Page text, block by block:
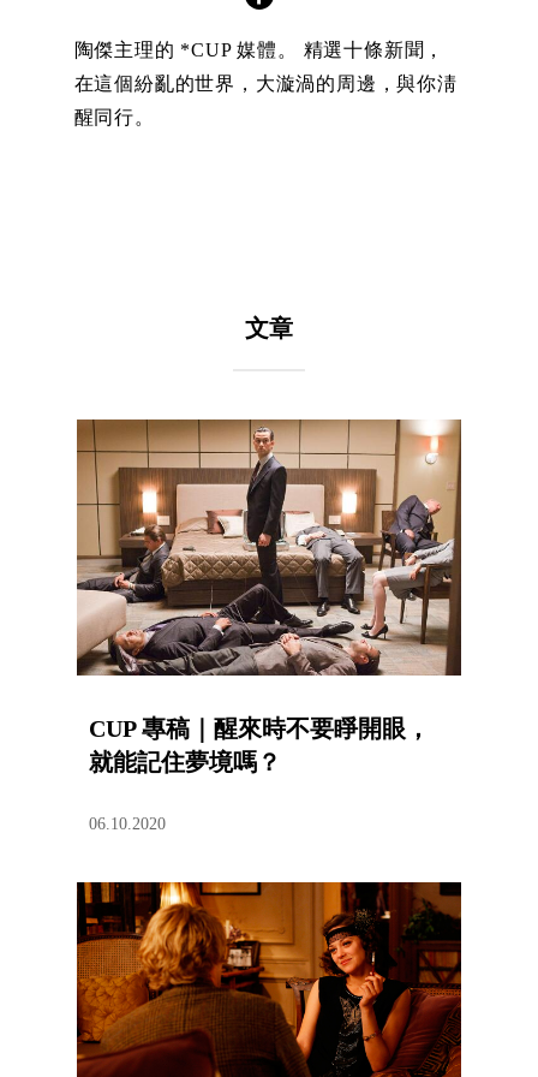
陶傑主理的 *CUP 媒體。 精選十條新聞，
在這個紛亂的世界，大漩渦的周邊，與你淸
醒同行。
文章
CUP 專稿｜醒來時不要睜開眼，
就能記住夢境嗎？
06.10.2020